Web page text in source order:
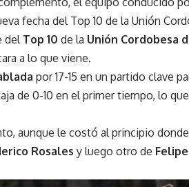
fecha del Top 10 de la Unión
del Top 10 de la Unión Cordobesa
a lo que viene.
por 17-15 en un partido clave
de 0-10 en el primer tiempo, lo
aunque le costó al principio
Rosales y luego otro de